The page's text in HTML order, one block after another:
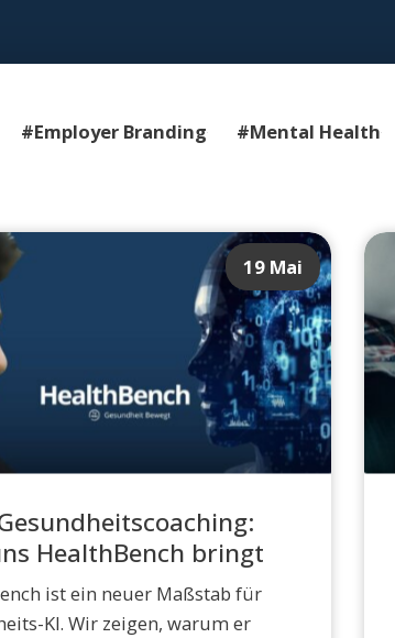
#Employer Branding #Mental Health
19 Mai
HealthBench bringt
ist ein neuer Maßstab für
KI. Wir zeigen, warum er